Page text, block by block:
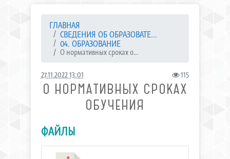
ГЛАВНАЯ
СВЕДЕНИЯ ОБ ОБРАЗОВАТЕ...
04. ОБРАЗОВАНИЕ
О нормативных сроках о...
27.11.2022 13:01 115
О НОРМАТИВНЫХ СРОКАХ
ОБУЧЕНИЯ
ФАЙЛЫ